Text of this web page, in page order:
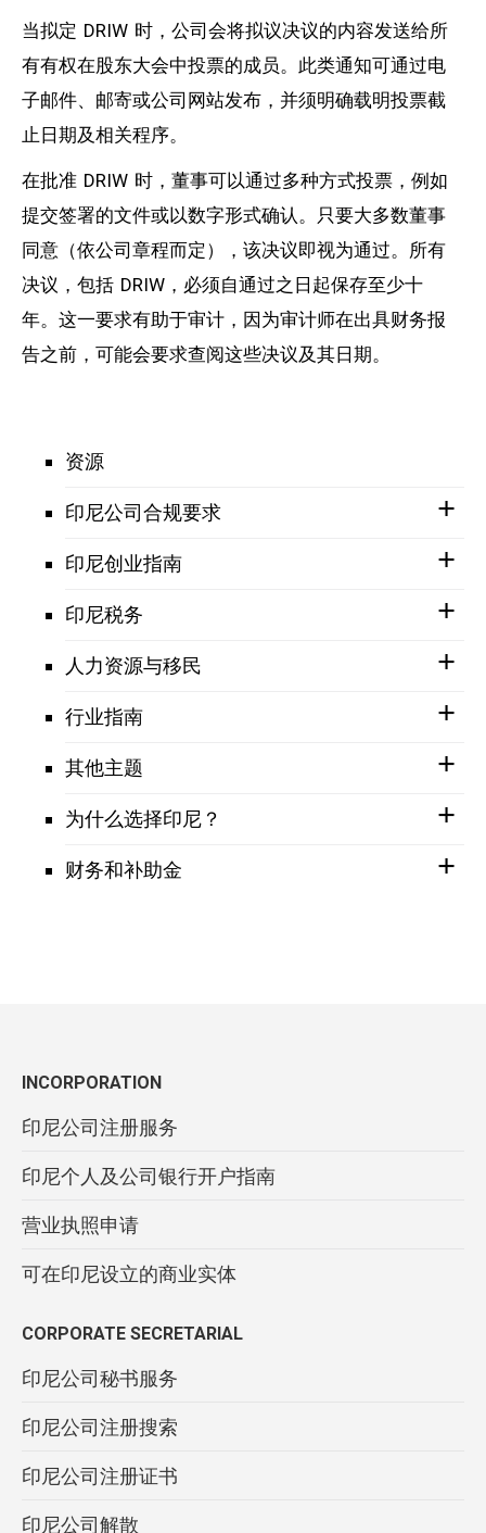
当拟定 DRIW 时，公司会将拟议决议的内容发送给所
有有权在股东大会中投票的成员。此类通知可通过电
子邮件、邮寄或公司网站发布，并须明确载明投票截
止日期及相关程序。
在批准 DRIW 时，董事可以通过多种方式投票，例如
提交签署的文件或以数字形式确认。只要大多数董事
同意（依公司章程而定），该决议即视为通过。所有
决议，包括 DRIW，必须自通过之日起保存至少十
年。这一要求有助于审计，因为审计师在出具财务报
告之前，可能会要求查阅这些决议及其日期。
资源
印尼公司合规要求
印尼创业指南
印尼税务
人力资源与移民
行业指南
其他主题
为什么选择印尼？
财务和补助金
INCORPORATION
印尼公司注册服务
印尼个人及公司银行开户指南
营业执照申请
可在印尼设立的商业实体
CORPORATE SECRETARIAL
印尼公司秘书服务
印尼公司注册搜索
印尼公司注册证书
印尼公司解散